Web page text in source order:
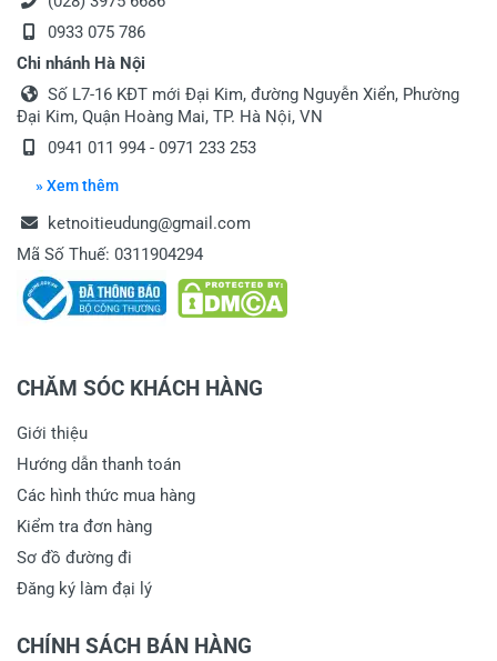
0933 075 786
Chi nhánh Hà Nội
Số L7-16 KĐT mới Đại Kim, đường Nguyễn Xiển, Phường
Đại Kim, Quận Hoàng Mai, TP. Hà Nội, VN
0941 011 994 - 0971 233 253
» Xem thêm
ketnoitieudung@gmail.com
Mã Số Thuế: 0311904294
CHĂM SÓC KHÁCH HÀNG
Giới thiệu
Hướng dẫn thanh toán
Các hình thức mua hàng
Kiểm tra đơn hàng
Sơ đồ đường đi
Đăng ký làm đại lý
CHÍNH SÁCH BÁN HÀNG